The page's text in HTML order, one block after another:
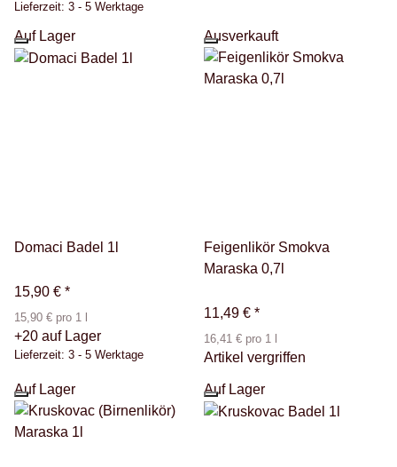
Lieferzeit: 3 - 5 Werktage
Auf Lager
Domaci Badel 1l
15,90 € *
15,90 € pro 1 l
+20 auf Lager
Lieferzeit: 3 - 5 Werktage
Ausverkauft
Feigenlikör Smokva
Maraska 0,7l
11,49 € *
16,41 € pro 1 l
Artikel vergriffen
Auf Lager Auf Lager